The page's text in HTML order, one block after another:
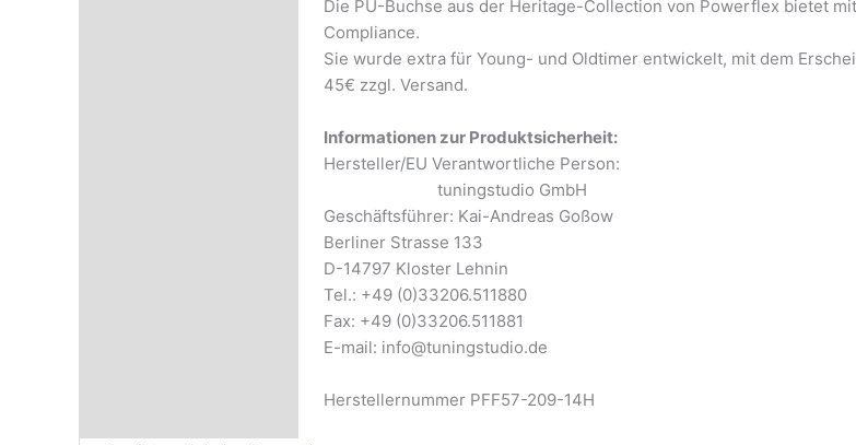
Die PU-Buchse aus der Heritage-Collection von Powerflex bietet
Compliance.
Sie wurde extra für Young- und Oldtimer entwickelt, mit dem
45€ zzgl. Versand.
Informationen zur Produktsicherheit:
Hersteller/EU
tuningstudio GmbH
Geschäftsführer: Kai-Andreas Goßow
Berliner Strasse 133
D-14797 Kloster Lehnin
Tel.: +49 (0)33206.511880
Fax: +49 (0)33206.511881
E-mail: info@tuningstudio.de
Herstellernummer PFF57-209-14H